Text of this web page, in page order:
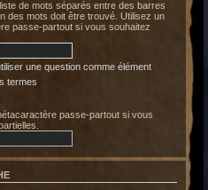
de mots séparés entre des barres
des mots doit être trouvé. Utilisez un
passe-partout si vous souhaitez
une question comme élément
termes
passe-partout si vous